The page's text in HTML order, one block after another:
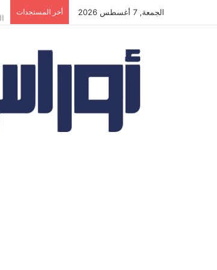
الجمعة, 7 أغسطس 2026 أخر المستجدات